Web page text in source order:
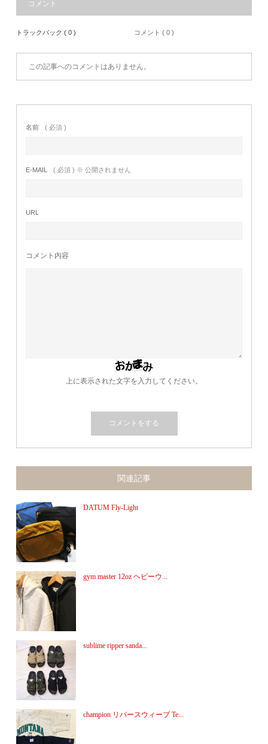
コメント
トラックバック ( 0 ) コメント ( 0 )
この記事へのコメントはありません。
名前 ( 必須 )
E-MAIL ( 必須 ) ※ 公開されません
URL
コメント内容
上に表示された文字を入力してください。
関連記事
DATUM Fly-Light
gym master 12oz ヘビーウ...
sublime ripper sanda...
champion リバースウィーブ Te...